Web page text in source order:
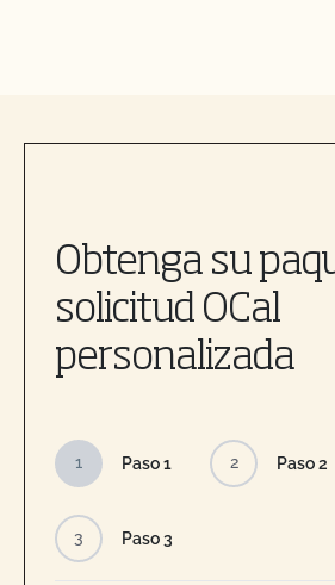
Obtenga su
solicitud OCal
personalizada
1 Paso 1 2 Paso 2
3 Paso 3